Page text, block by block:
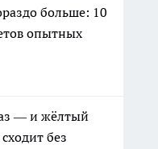
больше: 10
опытных
— и жёлтый
без